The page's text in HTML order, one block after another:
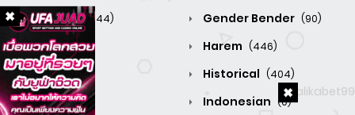
Fantasy (3344) Gender Bender (90)
Grume (0) Harem (446)
Hentai (1) Historical (404)
Horror (156) Indonesian (0)